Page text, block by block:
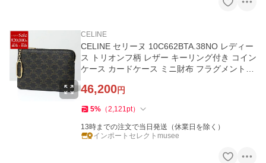
CELINE
CELINE セリーヌ 10C662BTA.38NO レディー
ス トリオンフ柄 レザー キーリング付き コイン
ケース カードケース ミニ財布 フラグメントケ
46,200円
5% （2,121pt）
13時までの注文で当日発送（休業日を除く）
インポートセレクトmusee